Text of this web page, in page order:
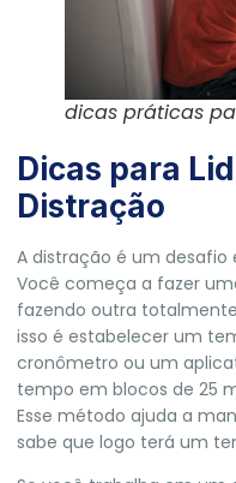
dicas práticas
Dicas para
Distração
A distração é um desafio
Você começa a fazer
fazendo outra
isso é estabelecer um
cronômetro ou um
tempo em blocos de 25
Esse método ajuda a
sabe que logo terá um